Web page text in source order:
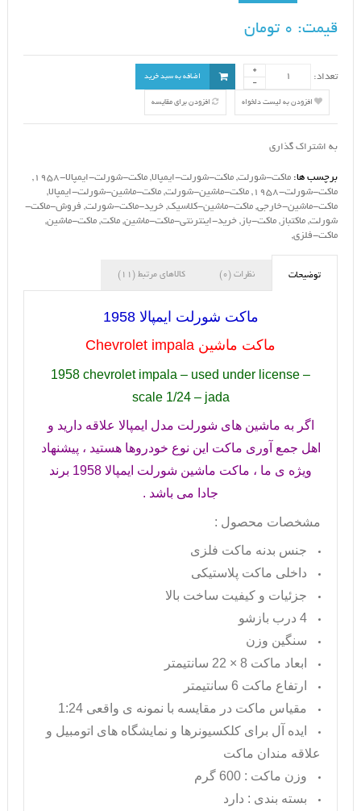
قیمت:
تعداد: اضافه به سبد خرید
افزودن به لیست دلخواه افزودن برای مقایسه
به اشتراک گذاری
برچسب ها: ماکت-شورلت, ماکت-شورلت-ایمپالا, ماکت-شورلت-ایمپالا-1958
,
ماکت-شورلت-1958
, ماکت-ماشین-شورلت, ماکت-ماشین-شورلت-ایمپالا,
ماکت-ماشین-خارجی, ماکت-ماشین-کلاسیک, خرید-ماکت-شورلت, فروش-ماکت-
شورلت, ماکتباز , ماکت-باز , خرید-اینترنتی-ماکت-ماشین, ماکت, ماکت-ماشین,
ماکت-فلزی,
توضیحات نظرات (0) کالاهای مرتبط (11)
ماکت شورلت ایمپالا 1958
ماکت ماشین Chevrolet impala
1958 chevrolet impala – used under license –
scale 1/24 – jada
اگر به ماشین های شورلت مدل ایمپالا علاقه دارید و
اهل جمع آوری ماکت این نوع خودروها هستید ، پیشنهاد
ویژه ی ما ، ماکت ماشین شورلت ایمپالا 1958 برند
جادا می باشد .
مشخصات محصول :
جنس بدنه ماکت فلزی
داخلی ماکت پلاستیکی
جزئیات و کیفیت ساخت بالا
4 درب بازشو
سنگین وزن
ابعاد ماکت 8 × 22 سانتیمتر
ارتفاع ماکت 6 سانتیمتر
مقیاس ماکت در مقایسه با نمونه ی واقعی 1:24
ایده آل برای کلکسیونرها و نمایشگاه های اتومبیل و
علاقه مندان ماکت
وزن ماکت : 600 گرم
بسته بندی : دارد